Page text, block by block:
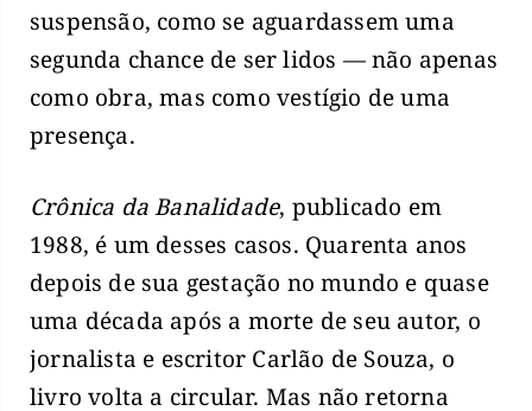
suspensão, como se aguardassem uma
segunda chance de ser lidos — não apenas
como obra, mas como vestígio de uma
presença.
Crônica da Banalidade, publicado em
1988, é um desses casos. Quarenta anos
depois de sua gestação no mundo e quase
uma década após a morte de seu autor, o
jornalista e escritor Carlão de Souza, o
livro volta a circular. Mas não retorna